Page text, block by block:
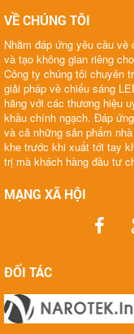
VỀ CHÚNG TÔI
Nhằm đáp ứng yêu cầu
và tạo không gian riêng
Công ty chúng tôi chuyên
giải pháp về chiếu sáng
hãng với các thương hiệu
khầu chính ngạch. Đáp
và cả những sản phẩm
khe trước khi xuất tới tay
trị mà khách hàng đầu tư
MẠNG XÃ HỘI
ĐỐI TÁC